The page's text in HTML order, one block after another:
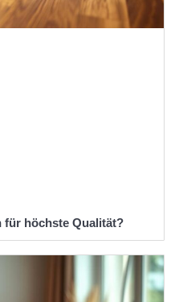
für höchste Qualität?